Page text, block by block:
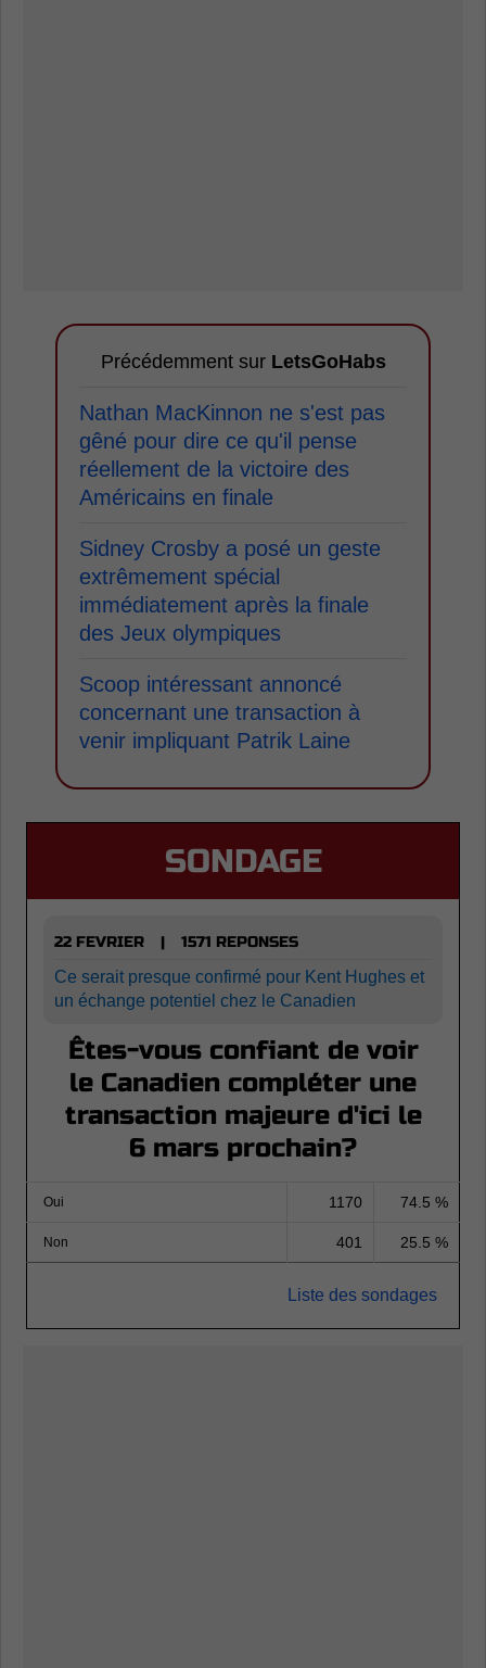
Précédemment sur LetsGoHabs
Nathan MacKinnon ne s'est pas
gêné pour dire ce qu'il pense
réellement de la victoire des
Américains en finale
Sidney Crosby a posé un geste
extrêmement spécial
immédiatement après la finale
des Jeux olympiques
Scoop intéressant annoncé
concernant une transaction à
venir impliquant Patrik Laine
SONDAGE
22 FEVRIER |
1571 REPONSES
Ce serait presque confirmé pour Kent Hughes et
un échange potentiel chez le Canadien
Êtes-vous confiant de voir
le Canadien compléter une
transaction majeure d'ici le
6 mars prochain?
Oui 1170 74.5 %
Non 401 25.5 %
Liste des sondages